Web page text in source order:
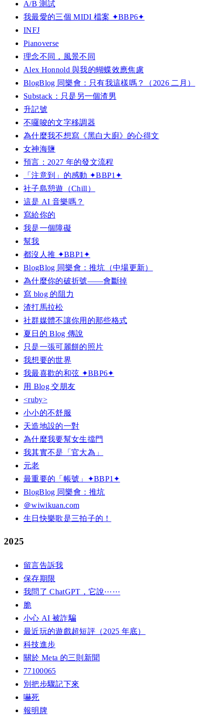
A/B 測試
我最愛的三個 MIDI 檔案 ✦BBP6✦
INFJ
Pianoverse
理念不同，風景不同
Alex Honnold 與我的蝴蝶效應焦慮
BlogBlog 同樂會：只有我這樣嗎？（2026 二月）
Substack：只是另一個渣男
升記號
不囉唆的文字移調器
為什麼我不想寫《黑白大廚》的心得文
女神海鹽
預言：2027 年的發文流程
「注意到」的感動 ✦BBP1✦
社子島憩遊（Chill）
這是 AI 音樂嗎？
寫給你的
我是一個障礙
幫我
都沒人推 ✦BBP1✦
BlogBlog 同樂會：推坑（中場更新）
為什麼你的破折號——會斷掉
寫 blog 的阻力
渣打馬拉松
社群媒體不讓你用的那些格式
夏日的 Blog 傳說
只是一張可麗餅的照片
我想要的世界
我最喜歡的和弦 ✦BBP6✦
用 Blog 交朋友
<ruby>
小小的不舒服
天造地設的一對
為什麼我要幫女生擋門
我其實不是「官大為」
元老
最重要的「帳號」✦BBP1✦
BlogBlog 同樂會：推坑
＠wiwikuan.com
生日快樂歌是三拍子的！
2025
留言告訴我
保存期限
我問了 ChatGPT，它說⋯⋯
脆
小心 AI 被詐騙
最近玩的遊戲超短評（2025 年底）
科技進步
關於 Meta 的三則新聞
77100065
別把步驟記下來
嚇死
報明牌